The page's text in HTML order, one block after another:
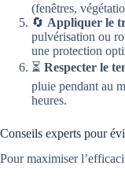
(fenêtres,
🔄 Appliquer le
pulvérisation ou
une protection
⏳ Respecter le
pluie pendant au
heures.
Conseils experts pour
Pour maximiser